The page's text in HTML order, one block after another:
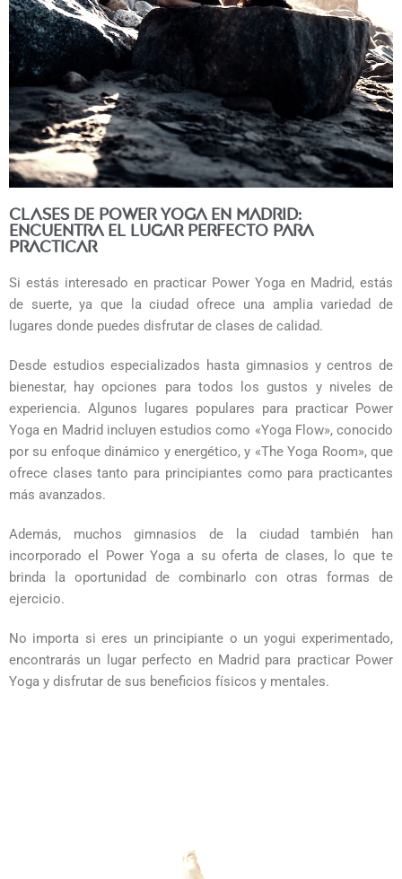
Clases de Power Yoga en Madrid:
encuentra el lugar perfecto para
practicar
Si estás interesado en practicar Power Yoga en Madrid, estás
de suerte, ya que la ciudad ofrece una amplia variedad de
lugares donde puedes disfrutar de clases de calidad.
Desde estudios especializados hasta gimnasios y centros de
bienestar, hay opciones para todos los gustos y niveles de
experiencia. Algunos lugares populares para practicar Power
Yoga en Madrid incluyen estudios como «Yoga Flow», conocido
por su enfoque dinámico y energético, y «The Yoga Room», que
ofrece clases tanto para principiantes como para practicantes
más avanzados.
Además, muchos gimnasios de la ciudad también han
incorporado el Power Yoga a su oferta de clases, lo que te
brinda la oportunidad de combinarlo con otras formas de
ejercicio.
No importa si eres un principiante o un yogui experimentado,
encontrarás un lugar perfecto en Madrid para practicar Power
Yoga y disfrutar de sus beneficios físicos y mentales.